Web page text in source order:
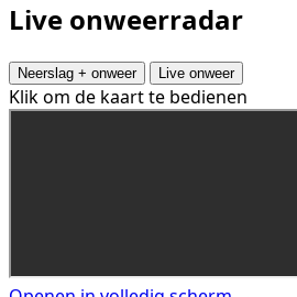
Live onweerradar
Neerslag + onweer Live onweer
Klik om de kaart te bedienen